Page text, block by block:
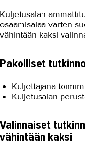
Kuljetusalan
osaamisalaa varten
vähintään kaksi
Pakolliset
Kuljettajana
Kuljetusalan
Valinnaiset
vähintään kaksi